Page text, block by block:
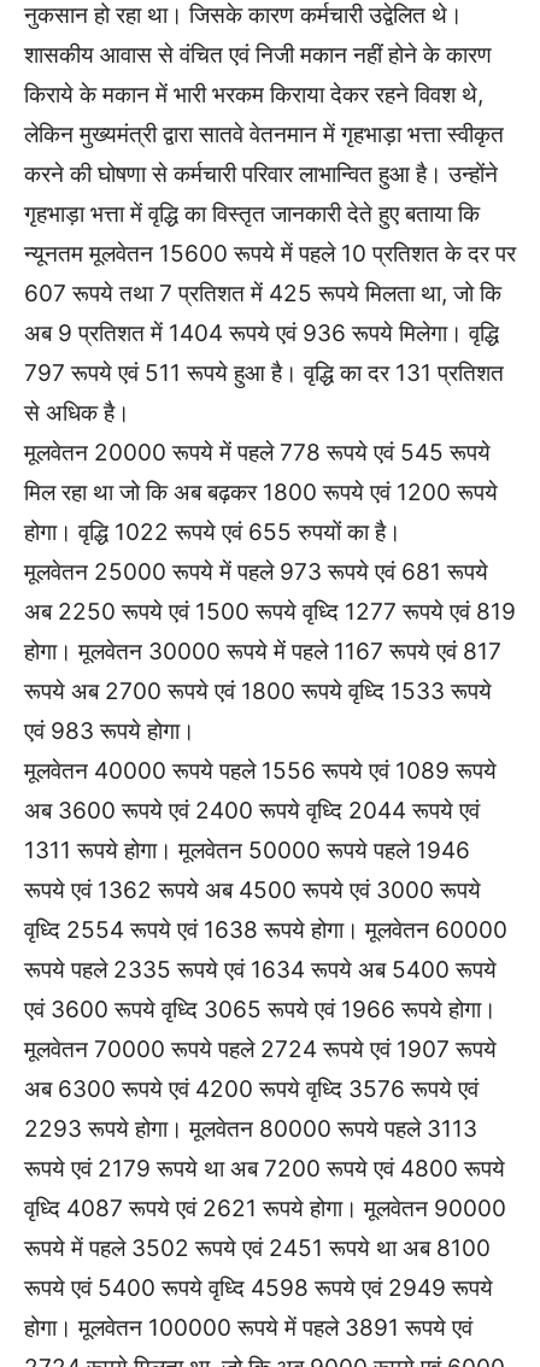
नुकसान हो रहा था। जिसके कारण कर्मचारी उद्वेलित थे।
शासकीय आवास से वंचित एवं निजी मकान नहीं होने के कारण
किराये के मकान में भारी भरकम किराया देकर रहने विवश थे,
लेकिन मुख्यमंत्री द्वारा सातवे वेतनमान में गृहभाड़ा भत्ता स्वीकृत
करने की घोषणा से कर्मचारी परिवार लाभान्वित हुआ है। उन्होंने
गृहभाड़ा भत्ता में वृद्धि का विस्तृत जानकारी देते हुए बताया कि
न्यूनतम मूलवेतन 15600 रूपये में पहले 10 प्रतिशत के दर पर
607 रूपये तथा 7 प्रतिशत में 425 रूपये मिलता था, जो कि
अब 9 प्रतिशत में 1404 रूपये एवं 936 रूपये मिलेगा। वृद्धि
797 रूपये एवं 511 रूपये हुआ है। वृद्धि का दर 131 प्रतिशत
से अधिक है।
मूलवेतन 20000 रूपये में पहले 778 रूपये एवं 545 रूपये
मिल रहा था जो कि अब बढ़कर 1800 रूपये एवं 1200 रूपये
होगा। वृद्धि 1022 रूपये एवं 655 रुपयों का है।
मूलवेतन 25000 रूपये में पहले 973 रूपये एवं 681 रूपये
अब 2250 रूपये एवं 1500 रूपये वृध्दि 1277 रूपये एवं 819
होगा। मूलवेतन 30000 रूपये में पहले 1167 रूपये एवं 817
रूपये अब 2700 रूपये एवं 1800 रूपये वृध्दि 1533 रूपये
एवं 983 रूपये होगा।
मूलवेतन 40000 रूपये पहले 1556 रूपये एवं 1089 रूपये
अब 3600 रूपये एवं 2400 रूपये वृध्दि 2044 रूपये एवं
1311 रूपये होगा। मूलवेतन 50000 रूपये पहले 1946
रूपये एवं 1362 रूपये अब 4500 रूपये एवं 3000 रूपये
वृध्दि 2554 रूपये एवं 1638 रूपये होगा। मूलवेतन 60000
रूपये पहले 2335 रूपये एवं 1634 रूपये अब 5400 रूपये
एवं 3600 रूपये वृध्दि 3065 रूपये एवं 1966 रूपये होगा।
मूलवेतन 70000 रूपये पहले 2724 रूपये एवं 1907 रूपये
अब 6300 रूपये एवं 4200 रूपये वृध्दि 3576 रूपये एवं
2293 रूपये होगा। मूलवेतन 80000 रूपये पहले 3113
रूपये एवं 2179 रूपये था अब 7200 रूपये एवं 4800 रूपये
वृध्दि 4087 रूपये एवं 2621 रूपये होगा। मूलवेतन 90000
रूपये में पहले 3502 रूपये एवं 2451 रूपये था अब 8100
रूपये एवं 5400 रूपये वृध्दि 4598 रूपये एवं 2949 रूपये
होगा। मूलवेतन 100000 रूपये में पहले 3891 रूपये एवं